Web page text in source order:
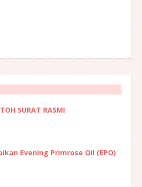
SURAT RASMI
Evening Primrose Oil (EPO)